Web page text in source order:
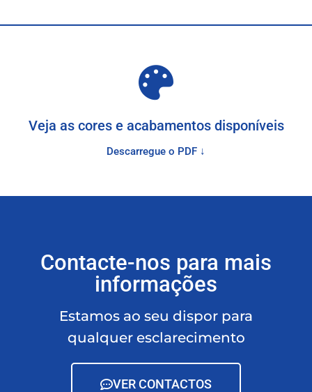
Veja as cores e acabamentos disponíveis
Descarregue o PDF ↓
Contacte-nos para mais
informações
Estamos ao seu dispor para
qualquer esclarecimento
VER CONTACTOS